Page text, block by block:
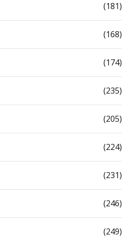
(181)
(168)
(174)
(235)
(205)
(224)
(231)
(246)
(249)